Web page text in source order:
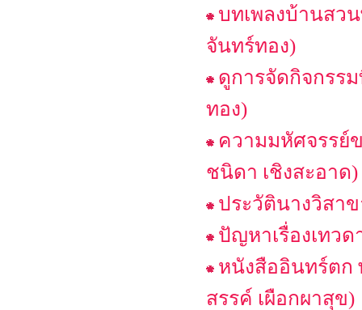
บทเพลงบ้านสว
จันทร์ทอง)
ดูการจัดกิจกรร
ทอง)
ความมหัศจรรย์
ชนิดา เชิงสะอาด)
ประวัตินางวิสา
ปัญหาเรื่องเทว
หนังสืออินทร์ต
สรรค์ เผือกผาสุข)